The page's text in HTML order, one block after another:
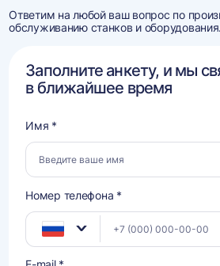
Ответим на любой ваш вопрос по
обслуживанию станков и оборудования.
Заполните анкету, и мы
в ближайшее время
Имя *
Номер телефона *